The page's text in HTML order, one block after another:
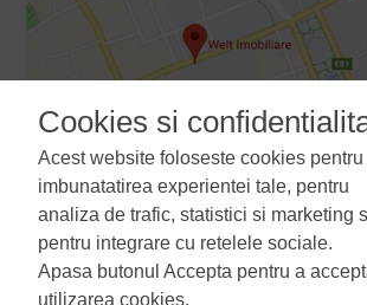
Termeni si conditii Politica de
Cookies si
Acest website foloseste cookies pentru
imbunatatirea experientei tale, pentru
analiza de trafic, statistici si marketing
pentru integrare cu retelele sociale.
Apasa butonul Accepta pentru a
utilizarea cookies.